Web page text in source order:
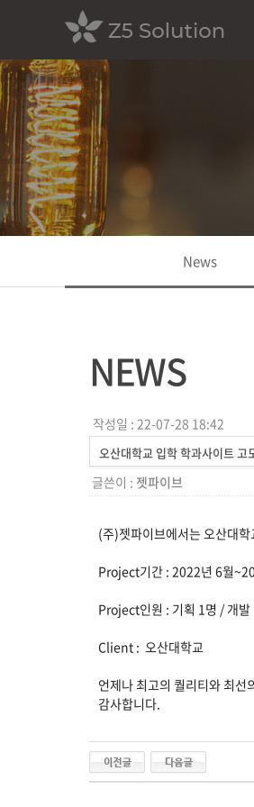
News
NEWS
작성일 : 22-07-28 18:42
오산대학교 입학 학과사이트 고
글쓴이 : 젯파이브
(주)젯파이브에서는 오산대
Project기간 : 2022년 6월
Project인원 : 기획 1명 / 개발
Client : 오산대학교
언제나 최고의 퀄리티와 최
감사합니다.